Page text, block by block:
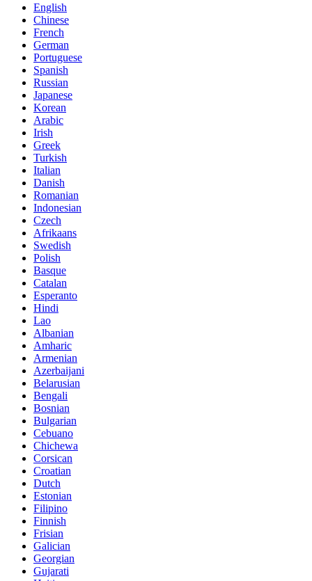
English
Chinese
French
German
Portuguese
Spanish
Russian
Japanese
Korean
Arabic
Irish
Greek
Turkish
Italian
Danish
Romanian
Indonesian
Czech
Afrikaans
Swedish
Polish
Basque
Catalan
Esperanto
Hindi
Lao
Albanian
Amharic
Armenian
Azerbaijani
Belarusian
Bengali
Bosnian
Bulgarian
Cebuano
Chichewa
Corsican
Croatian
Dutch
Estonian
Filipino
Finnish
Frisian
Galician
Georgian
Gujarati